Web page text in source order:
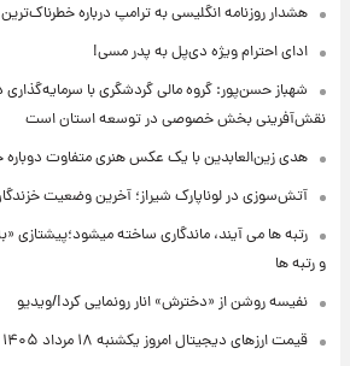
هشدار روزنامه انگلیسی به ترامپ درباره
ادای احترام ویژه دی‌پل به پدر مسی!
شهباز حسن‌پور: گروه مالی گردشگری با سرمایه‌گذاری
نقش‌آفرینی بخش خصوصی در توسعه استان است
هدی زین‌العابدین با یک عکس هنری متفاوت دوباره
آتش‌سوزی در لوناپارک شیراز؛ آخرین وضعیت
رتبه ها می آیند، ماندگاری ساخته میشود؛پیشتازی
و رتبه ها
نفیسه روشن از «دخترش» انار رونمایی کرد!/ویدیو
قیمت ارزهای دیجیتال امروز یکشنبه ۱۸ مرداد ۱۴۰۵